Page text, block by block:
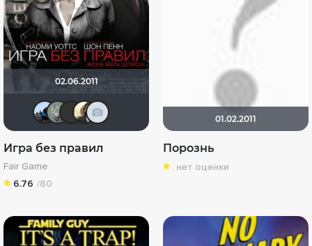
02.06.2011
mudriiTaras_7777
Tarkapkarmen1973
id376445592
Игра без правил
Fair Game
6.76 /80
01.02.2011
Порознь
нет оценки